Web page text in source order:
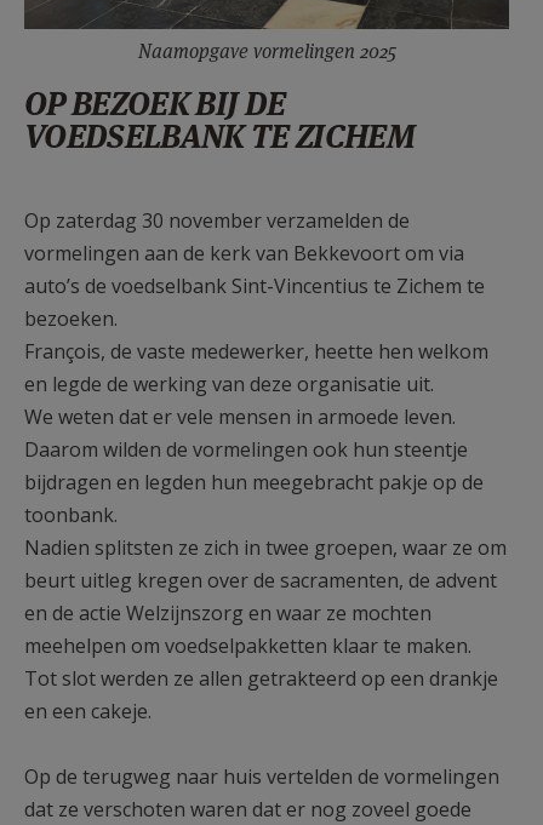
Naamopgave vormelingen 2025
OP BEZOEK BIJ DE
VOEDSELBANK TE ZICHEM
Op zaterdag 30 november verzamelden de
vormelingen aan de kerk van Bekkevoort om via
auto’s de voedselbank Sint-Vincentius te Zichem te
bezoeken.
François, de vaste medewerker, heette hen welkom
en legde de werking van deze organisatie uit.
We weten dat er vele mensen in armoede leven.
Daarom wilden de vormelingen ook hun steentje
bijdragen en legden hun meegebracht pakje op de
toonbank.
Nadien splitsten ze zich in twee groepen, waar ze om
beurt uitleg kregen over de sacramenten, de advent
en de actie Welzijnszorg en waar ze mochten
meehelpen om voedselpakketten klaar te maken.
Tot slot werden ze allen getrakteerd op een drankje
en een cakeje.
Op de terugweg naar huis vertelden de vormelingen
dat ze verschoten waren dat er nog zoveel goede